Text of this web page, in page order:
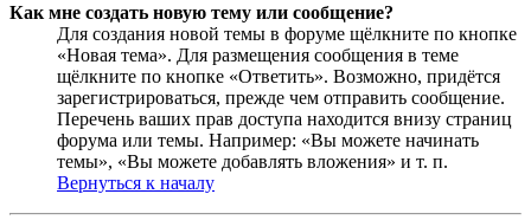
Как мне создать новую тему или сообщение?
Для создания новой темы в форуме щёлкните по кнопке
«Новая тема». Для размещения сообщения в теме
щёлкните по кнопке «Ответить». Возможно, придётся
зарегистрироваться, прежде чем отправить сообщение.
Перечень ваших прав доступа находится внизу страниц
форума или темы. Например: «Вы можете начинать
темы», «Вы можете добавлять вложения» и т. п.
Вернуться к началу